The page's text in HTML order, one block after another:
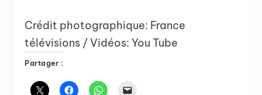
Crédit photographique: France
télévisions / Vidéos: You Tube
Partager :